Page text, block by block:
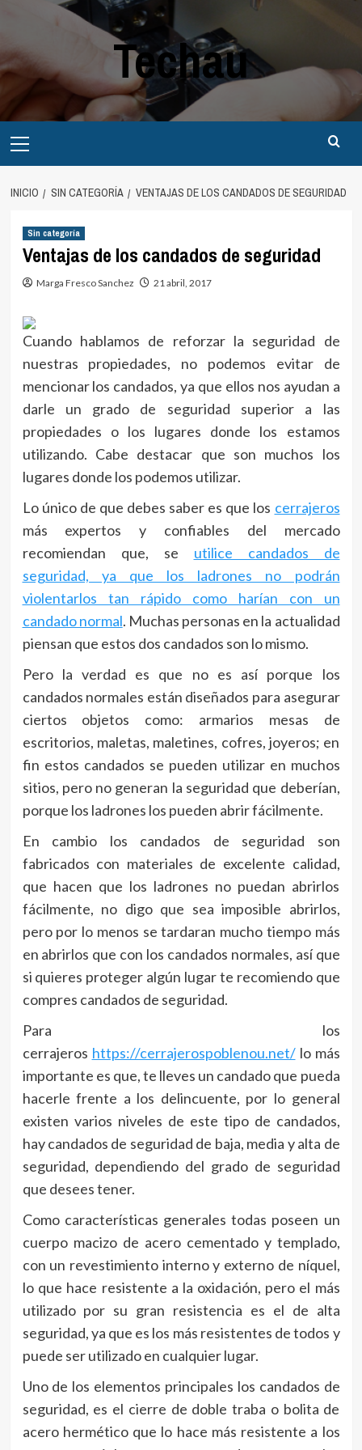
contenido
Techau
principal
INICIO SIN CATEGORÍA VENTAJAS DE LOS CANDADOS DE SEGURIDAD
Sin categoría
Ventajas de los candados de seguridad
Marga Fresco Sanchez 21 abril, 2017
Cuando hablamos de reforzar la seguridad de
nuestras propiedades, no podemos evitar de
mencionar los candados, ya que ellos nos ayudan a
darle un grado de seguridad superior a las
propiedades o los lugares donde los estamos
utilizando. Cabe destacar que son muchos los
lugares donde los podemos utilizar.
Lo único de que debes saber es que los cerrajeros
más expertos y confiables del mercado
recomiendan que, se utilice candados de
seguridad, ya que los ladrones no podrán
violentarlos tan rápido como harían con un
candado normal. Muchas personas en la actualidad
piensan que estos dos candados son lo mismo.
Pero la verdad es que no es así porque los
candados normales están diseñados para asegurar
ciertos objetos como: armarios mesas de
escritorios, maletas, maletines, cofres, joyeros; en
fin estos candados se pueden utilizar en muchos
sitios, pero no generan la seguridad que deberían,
porque los ladrones los pueden abrir fácilmente.
En cambio los candados de seguridad son
fabricados con materiales de excelente calidad,
que hacen que los ladrones no puedan abrirlos
fácilmente, no digo que sea imposible abrirlos,
pero por lo menos se tardaran mucho tiempo más
en abrirlos que con los candados normales, así que
si quieres proteger algún lugar te recomiendo que
compres candados de seguridad.
Para los
cerrajeros https://cerrajerospoblenou.net/lo más
importante es que, te lleves un candado que pueda
hacerle frente a los delincuente, por lo general
existen varios niveles de este tipo de candados,
hay candados de seguridad de baja, media y alta de
seguridad, dependiendo del grado de seguridad
que desees tener.
Como características generales todas poseen un
cuerpo macizo de acero cementado y templado,
con un revestimiento interno y externo de níquel,
lo que hace resistente a la oxidación, pero el más
utilizado por su gran resistencia es el de alta
seguridad, ya que es los más resistentes de todos y
puede ser utilizado en cualquier lugar.
Uno de los elementos principales los candados de
seguridad, es el cierre de doble traba o bolita de
acero hermético que lo hace más resistente a los